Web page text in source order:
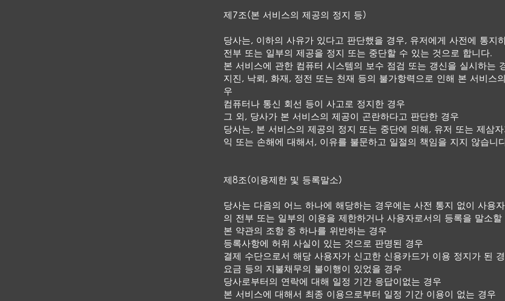
제7조(본 서비스의 제공의 정지 등)
당사는, 이하의 사유가 있다고 판단했을 경우, 유저에게 사전에 통지
전부 또는 일부의 제공을 정지 또는 중단할 수 있는 것으로 합니다.
본 서비스에 관한 컴퓨터 시스템의 보수 점검 또는 갱신을 실시하는
지진, 낙뢰, 화재, 정전 또는 천재 등의 불가항력으로 인해 본 서비스
우
컴퓨터나 통신 회선 등이 사고로 정지한 경우
그 외, 당사가 본 서비스의 제공이 곤란하다고 판단한 경우
당사는, 본 서비스의 제공의 정지 또는 중단에 의해, 유저 또는 제삼
익 또는 손해에 대해서, 이유를 불문하고 일절의 책임을 지지 않습니
제8조(이용제한 및 등록말소)
당사는 다음의 어느 하나에 해당하는 경우에는 사전 통지 없이 사용
의 전부 또는 일부의 이용을 제한하거나 사용자로서의 등록을 말소할
본 약관의 조항 중 하나를 위반하는 경우
등록사항에 허위 사실이 있는 것으로 판명된 경우
결제 수단으로서 해당 사용자가 신고한 신용카드가 이용 정지가 된
요금 등의 지불채무의 불이행이 있었을 경우
당사로부터의 연락에 대해 일정 기간 응답이없는 경우
본 서비스에 대해서 최종 이용으로부터 일정 기간 이용이 없는 경우